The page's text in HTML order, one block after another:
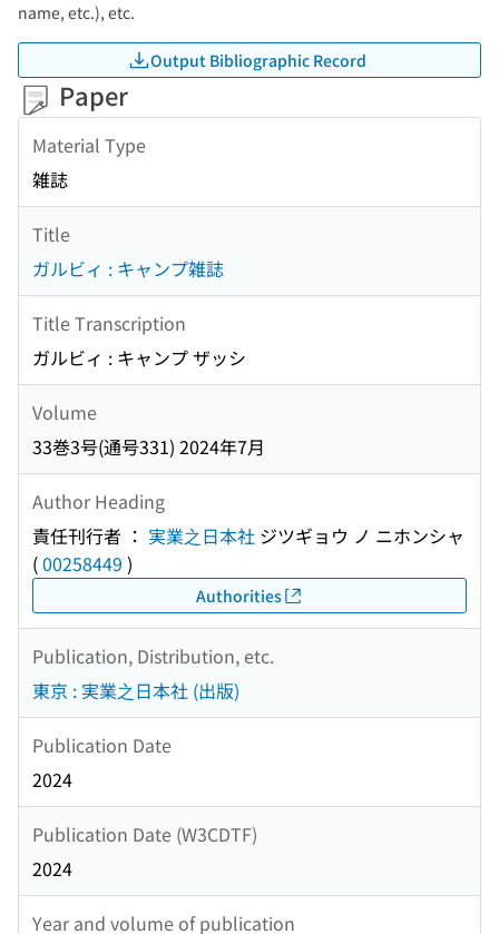
name, etc.), etc.
Output Bibliographic Record
Paper
Material Type
雑誌
Title
ガルビィ : キャンプ雑誌
Title Transcription
ガルビィ : キャンプ ザッシ
Volume
33巻3号(通号331) 2024年7月
Author Heading
責任刊行者 ： 実業之日本社 ジツギョウ ノ ニホンシャ
(00258449 )
Authorities
Publication, Distribution, etc.
東京 : 実業之日本社 (出版)
Publication Date
2024
Publication Date (W3CDTF)
2024
Year and volume of publication